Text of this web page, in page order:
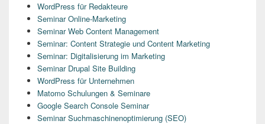
WordPress für Redakteure
Seminar Online-Marketing
Seminar Web Content Management
Seminar: Content Strategie und Content Marketing
Seminar: Digitalisierung im Marketing
Seminar Drupal Site Building
WordPress für Unternehmen
Matomo Schulungen & Seminare
Google Search Console Seminar
Seminar Suchmaschinenoptimierung (SEO)